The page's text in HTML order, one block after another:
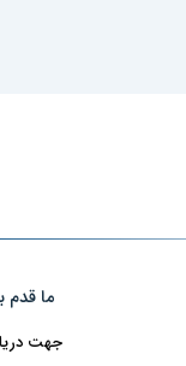
ما قدم
جهت دریافت